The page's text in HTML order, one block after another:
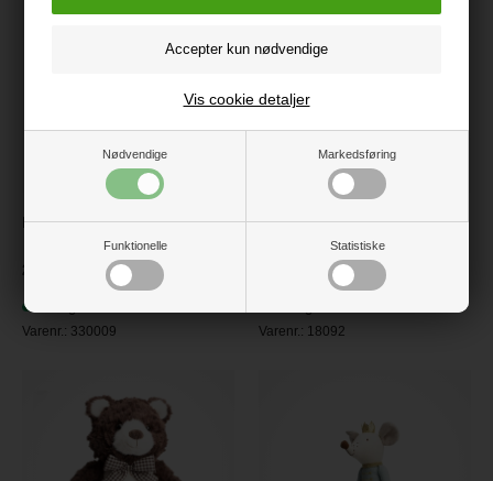
Nødvendige Markedsføring
Funktionelle Statistiske
Vis cookie detaljer
Koala m/velcro hænder
229 kr.
Varenr.: 330009
Lilla gubben pippis hest 22 cm
Varenr.: 18092